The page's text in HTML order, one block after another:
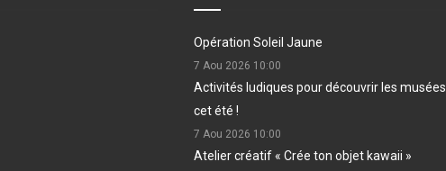
Opération Soleil Jaune
7 Aou 2026 10:00
Activités ludiques pour découvrir les musées
cet été !
7 Aou 2026 10:00
Atelier créatif « Crée ton objet kawaii »